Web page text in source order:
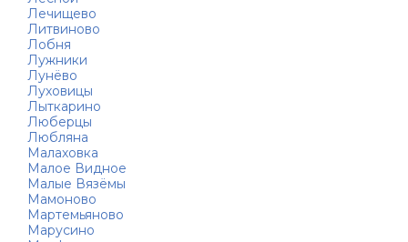
Лечищево
Литвиново
Лобня
Лужники
Лунёво
Луховицы
Лыткарино
Люберцы
Любляна
Малаховка
Малое Видное
Малые Вязёмы
Мамоново
Мартемьяново
Марусино